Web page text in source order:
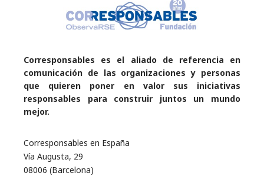
Corresponsables es el aliado de referencia en
comunicación de las organizaciones y personas
que quieren poner en valor sus iniciativas
responsables para construir juntos un mundo
mejor.
Corresponsables en España
Vía Augusta, 29
08006 (Barcelona)